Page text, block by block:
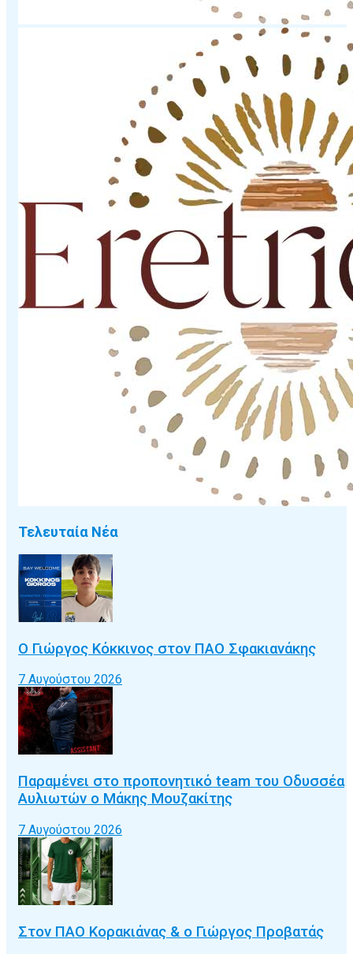
Τελευταία Νέα
Ο Γιώργος Κόκκινος στον ΠΑΟ Σφακιανάκης
7 Αυγούστου 2026
Παραμένει στο προπονητικό team του Οδυσσέα
Αυλιωτών ο Μάκης Μουζακίτης
7 Αυγούστου 2026
Στον ΠΑΟ Κορακιάνας & ο Γιώργος Προβατάς